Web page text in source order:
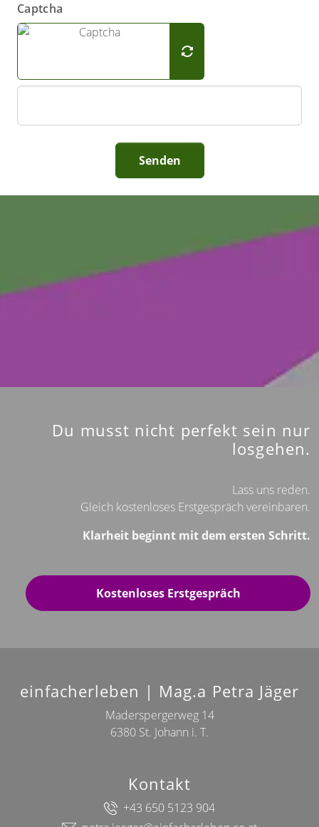
Captcha
Senden
Du musst nicht perfekt sein nur
losgehen.
Lass uns reden.
Gleich kostenloses Erstgespräch vereinbaren.
Klarheit beginnt mit dem ersten Schritt.
Kostenloses Erstgespräch
einfacherleben | Mag.a Petra Jäger
Maderspergerweg 14
6380 St. Johann i. T.
Kontakt
+43 650 5123 904